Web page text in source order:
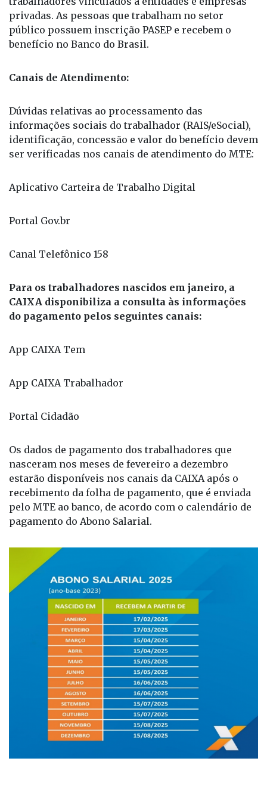
privadas. As pessoas que trabalham no setor
público possuem inscrição PASEP e recebem o
benefício no Banco do Brasil.
Canais de Atendimento:
Dúvidas relativas ao processamento das
informações sociais do trabalhador (RAIS/eSocial),
identificação, concessão e valor do benefício devem
ser verificadas nos canais de atendimento do MTE:
Aplicativo Carteira de Trabalho Digital
Portal Gov.br
Canal Telefônico 158
Para os trabalhadores nascidos em janeiro, a
CAIXA disponibiliza a consulta às informações
do pagamento pelos seguintes canais:
App CAIXA Tem
App CAIXA Trabalhador
Portal Cidadão
Os dados de pagamento dos trabalhadores que
nasceram nos meses de fevereiro a dezembro
estarão disponíveis nos canais da CAIXA após o
recebimento da folha de pagamento, que é enviada
pelo MTE ao banco, de acordo com o calendário de
pagamento do Abono Salarial.